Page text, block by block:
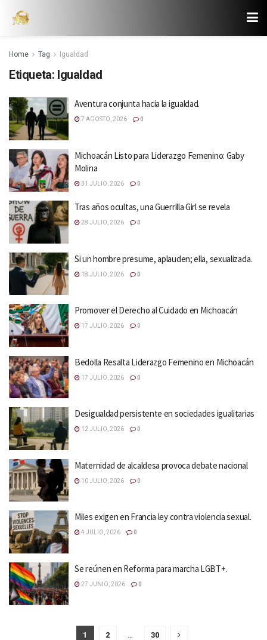
Home Tag Igualdad
Etiqueta: Igualdad
Aventura conjunta hacia la igualdad.
7 AGOSTO, 2026 0
Michoacán Listo para Liderazgo Femenino: Gaby
Molina
31 JULIO, 2026 0
Tras años ocultas, una Guerrilla Girl se revela
28 JULIO, 2026 0
Si un hombre presume, aplauden; ella, sexualizada.
18 JULIO, 2026 0
Promover el Derecho al Cuidado en Michoacán
17 JULIO, 2026 0
Bedolla Resalta Liderazgo Femenino en Michoacán
17 JULIO, 2026 0
Desigualdad persistente en sociedades igualitarias
12 JULIO, 2026 0
Maternidad de alcaldesa provoca debate nacional
10 JULIO, 2026 0
Miles exigen en Francia ley contra violencia sexual.
4 JULIO, 2026 0
Se reúnen en Reforma para marcha LGBT+.
27 JUNIO, 2026 0
1 2 … 30